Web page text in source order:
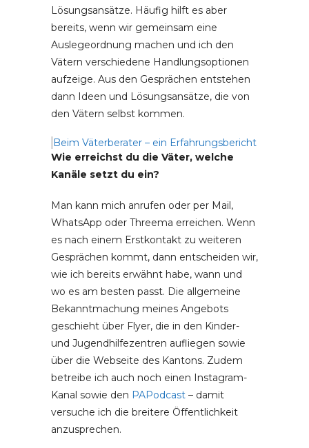
Lösungsansätze. Häufig hilft es aber
bereits, wenn wir gemeinsam eine
Auslegeordnung machen und ich den
Vätern verschiedene Handlungsoptionen
aufzeige. Aus den Gesprächen entstehen
dann Ideen und Lösungsansätze, die von
den Vätern selbst kommen.
Beim Väterberater – ein Erfahrungsbericht
Wie erreichst du die Väter, welche
Kanäle setzt du ein?
Man kann mich anrufen oder per Mail,
WhatsApp oder Threema erreichen. Wenn
es nach einem Erstkontakt zu weiteren
Gesprächen kommt, dann entscheiden wir,
wie ich bereits erwähnt habe, wann und
wo es am besten passt. Die allgemeine
Bekanntmachung meines Angebots
geschieht über Flyer, die in den Kinder-
und Jugendhilfezentren aufliegen sowie
über die Webseite des Kantons. Zudem
betreibe ich auch noch einen Instagram-
Kanal sowie den PAPodcast – damit
versuche ich die breitere Öffentlichkeit
anzusprechen.